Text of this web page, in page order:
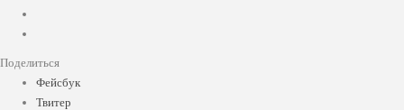
Поделиться
Фейсбук
Твитер